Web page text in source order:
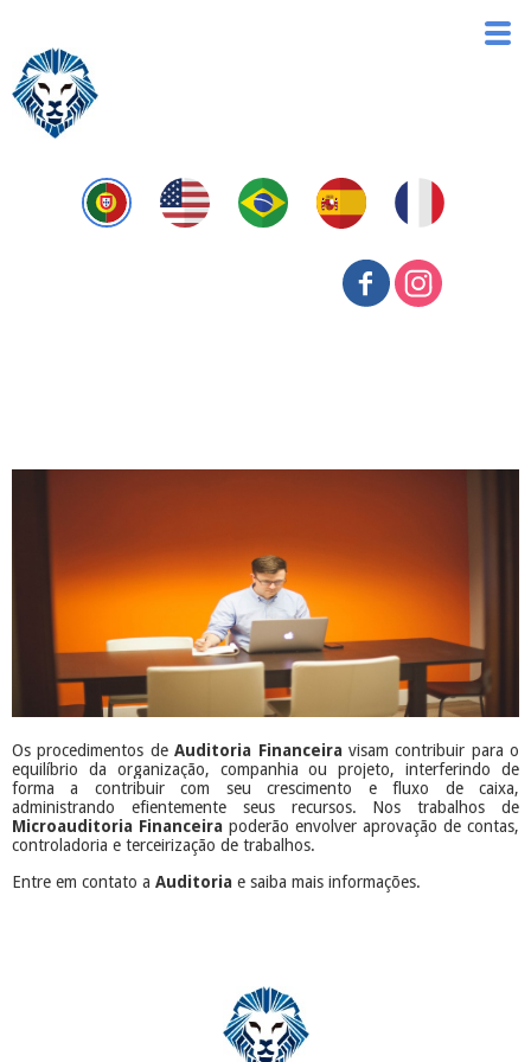
Os procedimentos deAuditoria Financeiravisam contribuir para o
equilíbrio da organização, companhia ou projeto, interferindo de
forma a contribuir com seu crescimento e fluxo de caixa,
administrando efientemente seus recursos. Nos trabalhos de
Microauditoria Financeira poderão envolver aprovação de contas,
controladoria e terceirização de trabalhos.
Entre em contato a Auditoria e saiba mais informações.